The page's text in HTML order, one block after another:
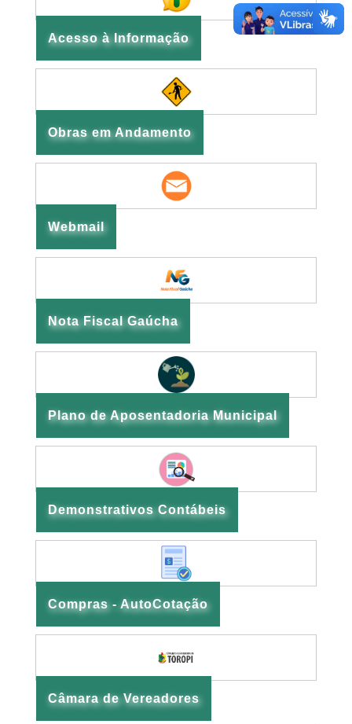
Acesso à Informação
Obras em Andamento
Webmail
Nota Fiscal Gaúcha
Plano de Aposentadoria Municipal
Demonstrativos Contábeis
Compras - AutoCotação
Câmara de Vereadores